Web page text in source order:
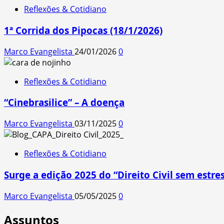
Reflexões & Cotidiano
1ª Corrida dos Pipocas (18/1/2026)
Marco Evangelista 24/01/20260
Reflexões & Cotidiano
“Cinebrasilice” – A doença
Marco Evangelista 03/11/20250
Reflexões & Cotidiano
Surge a edição 2025 do “Direito Civil sem
Marco Evangelista 05/05/20250
Assuntos